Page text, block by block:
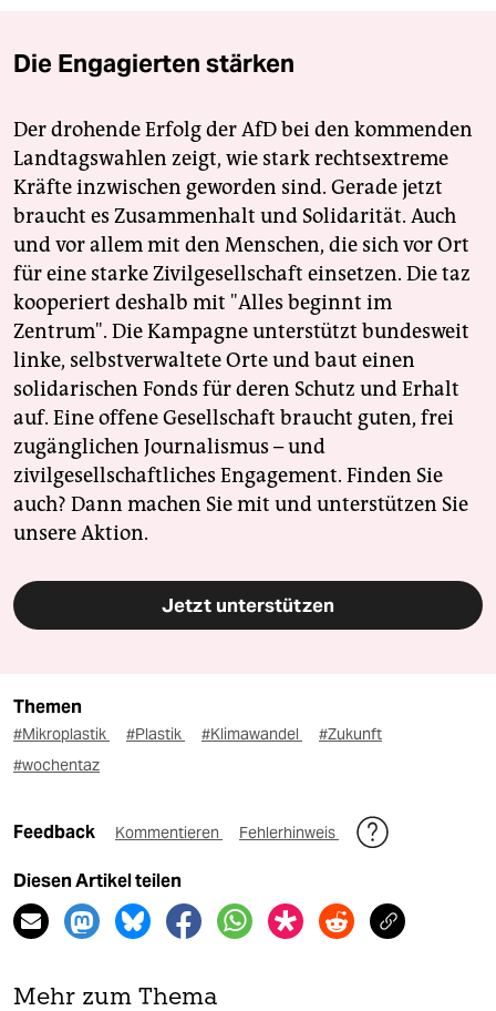
Die Engagierten stärken
Der drohende Erfolg der AfD bei den kommenden
Landtagswahlen zeigt, wie stark rechtsextreme
Kräfte inzwischen geworden sind. Gerade jetzt
braucht es Zusammenhalt und Solidarität. Auch
und vor allem mit den Menschen, die sich vor Ort
für eine starke Zivilgesellschaft einsetzen. Die taz
kooperiert deshalb mit "Alles beginnt im
Zentrum". Die Kampagne unterstützt bundesweit
linke, selbstverwaltete Orte und baut einen
solidarischen Fonds für deren Schutz und Erhalt
auf. Eine offene Gesellschaft braucht guten, frei
zugänglichen Journalismus – und
zivilgesellschaftliches Engagement. Finden Sie
auch? Dann machen Sie mit und unterstützen Sie
unsere Aktion.
Jetzt unterstützen
Themen
#Mikroplastik #Plastik #Klimawandel
#Zukunft
#wochentaz
Feedback Kommentieren Fehlerhinweis
Diesen Artikel teilen
Mehr zum Thema